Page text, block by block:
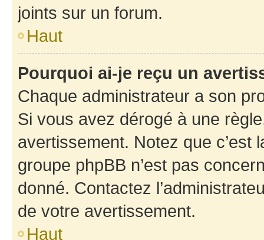
joints sur un forum.
Haut
Pourquoi ai-je reçu un
Chaque administrateur a son
Si vous avez dérogé à une
avertissement. Notez que c’est
groupe phpBB n’est pas
donné. Contactez
de votre avertissement.
Haut